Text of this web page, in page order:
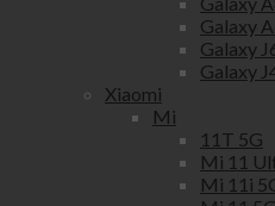
Galaxy
Galaxy
Galaxy
Xiaomi
Mi
11T 5G
Mi 11
Mi 11i